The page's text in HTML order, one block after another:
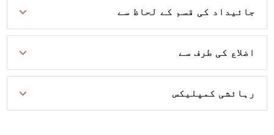
جائیداد کی قسم کے لحاظ سے
اضلاع کی طرف سے
رہائشی کمپلیکس